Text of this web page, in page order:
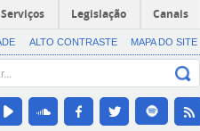
Serviços Legislação Canais
ALTO CONTRASTE MAPA DO SITE